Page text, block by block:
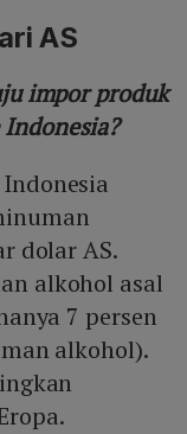
AS
impor produk
dolar AS.
alkohol asal
7 persen
alkohol).